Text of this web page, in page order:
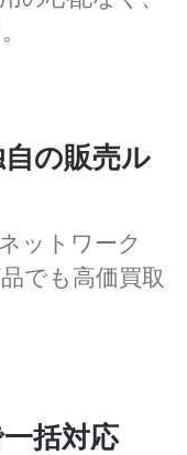
の販売ル
ットワーク
でも高価買取
括対応